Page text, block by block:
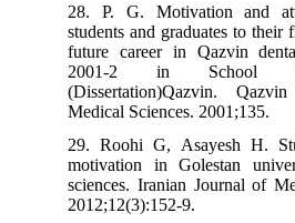
28. P. G. Motivation and
students and graduates to
future career in Qazvin
2001-2 in School
(Dissertation)Qazvin.
Medical Sciences. 2001;135.
29. Roohi G, Asayesh H.
motivation in Golestan
sciences. Iranian Journal of
2012;12(3):152-9.